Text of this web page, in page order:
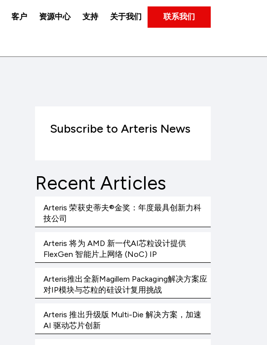
客户 资源中心 支持 关于我们 联系我们
Subscribe to Arteris News
Recent Articles
Arteris 荣获史蒂夫®金奖：年度最具创新力科
技公司
Arteris 将为 AMD 新一代AI芯粒设计提供
FlexGen 智能片上网络 (NoC) IP
Arteris推出全新Magillem Packaging解决方案应
对IP模块与芯粒的硅设计复用挑战
Arteris 推出升级版 Multi-Die 解决方案，加速
AI 驱动芯片创新